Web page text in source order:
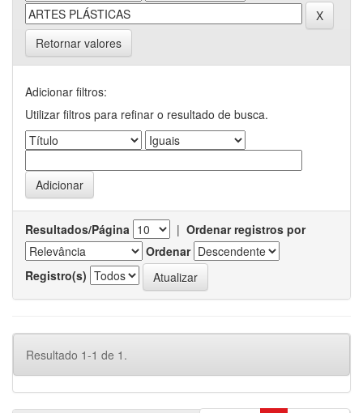
Retornar valores
Adicionar filtros:
Utilizar filtros para refinar o resultado de busca.
Resultados/Página | Ordenar registros por
Ordenar
Registro(s)
Resultado 1-1 de 1.